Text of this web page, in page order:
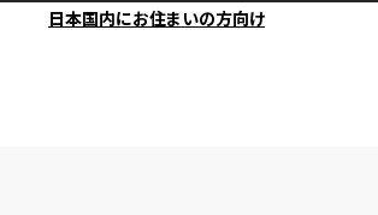
日本国内にお住まいの方向け